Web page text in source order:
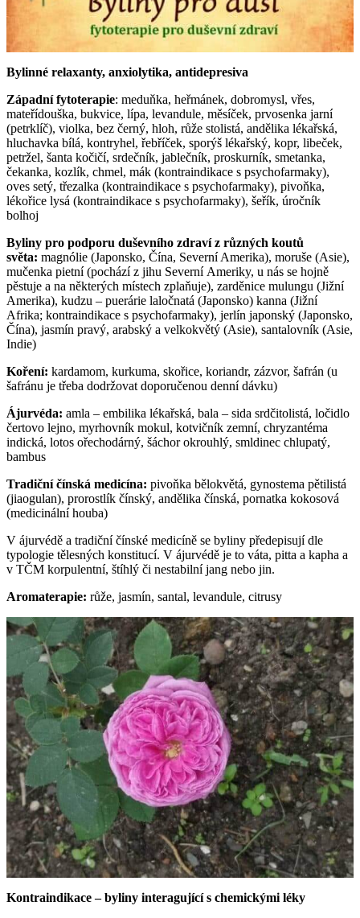
Bylinné relaxanty, anxiolytika, antidepresiva
Západní fytoterapie: meduňka, heřmánek, dobromysl, vřes,
mateřídouška, bukvice, lípa, levandule, měsíček, prvosenka jarní
(petrklíč), violka, bez černý, hloh, růže stolistá, andělika lékařská,
hluchavka bílá, kontryhel, řebříček, sporýš lékařský, kopr, libeček,
petržel, šanta kočičí, srdečník, jablečník, proskurník, smetanka,
čekanka, kozlík, chmel, mák (kontraindikace s psychofarmaky),
oves setý, třezalka (kontraindikace s psychofarmaky), pivoňka,
lékořice lysá (kontraindikace s psychofarmaky), šeřík, úročník
bolhoj
Byliny pro podporu duševního zdraví z různých koutů
světa: magnólie (Japonsko, Čína, Severní Amerika), moruše (Asie),
mučenka pietní (pochází z jihu Severní Ameriky, u nás se hojně
pěstuje a na některých místech zplaňuje), zarděnice mulungu (Jižní
Amerika), kudzu – puerárie laločnatá (Japonsko) kanna (Jižní
Afrika; kontraindikace s psychofarmaky), jerlín japonský (Japonsko,
Čína), jasmín pravý, arabský a velkokvětý (Asie), santalovník (Asie,
Indie)
Koření: kardamom, kurkuma, skořice, koriandr, zázvor, šafrán (u
šafránu je třeba dodržovat doporučenou denní dávku)
Ájurvéda: amla – embilika lékařská, bala – sida srdčitolistá, ločidlo
čertovo lejno, myrhovník mokul, kotvičník zemní, chryzantéma
indická, lotos ořechodárný, šáchor okrouhlý, smldinec chlupatý,
bambus
Tradiční čínská medicína: pivoňka bělokvětá, gynostema pětilistá
(jiaogulan), prorostlík čínský, andělika čínská, pornatka kokosová
(medicinální houba)
V ájurvédě a tradiční čínské medicíně se byliny předepisují dle
typologie tělesných konstitucí. V ájurvédě je to váta, pitta a kapha a
v TČM korpulentní, štíhlý či nestabilní jang nebo jin.
Aromaterapie: růže, jasmín, santal, levandule, citrusy
Kontraindikace – byliny interagující s chemickými léky